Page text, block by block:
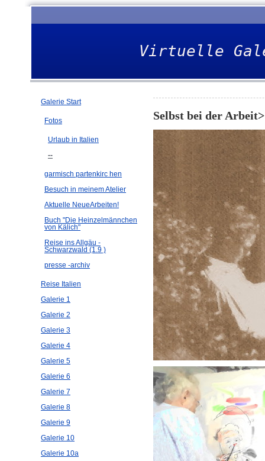
Virtuelle
Galerie Start
Fotos
Urlaub in Italien
--
garmisch partenkirc hen
Besuch in meinem Atelier
Aktuelle NeueArbeiten!
Buch "Die Heinzelmännchen
von Kälich"
Reise ins Allgäu -
Schwarzwald (1.9 )
presse -archiv
Reise Italien
Galerie 1
Galerie 2
Galerie 3
Galerie 4
Galerie 5
Galerie 6
Galerie 7
Galerie 8
Galerie 9
Galerie 10
Galerie 10a
Selbst bei der